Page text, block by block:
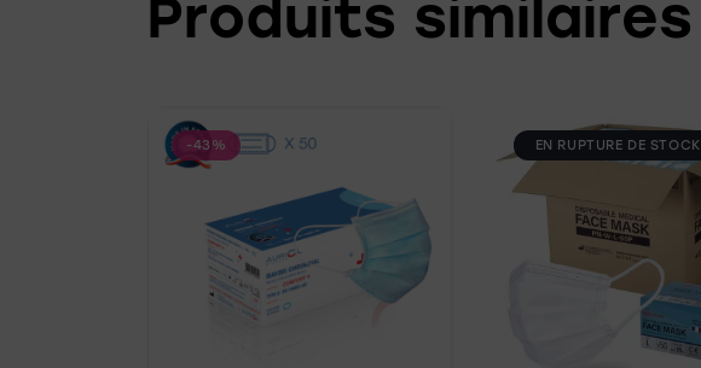
Produits similaires
-43% EN RUPTURE DE STOCK